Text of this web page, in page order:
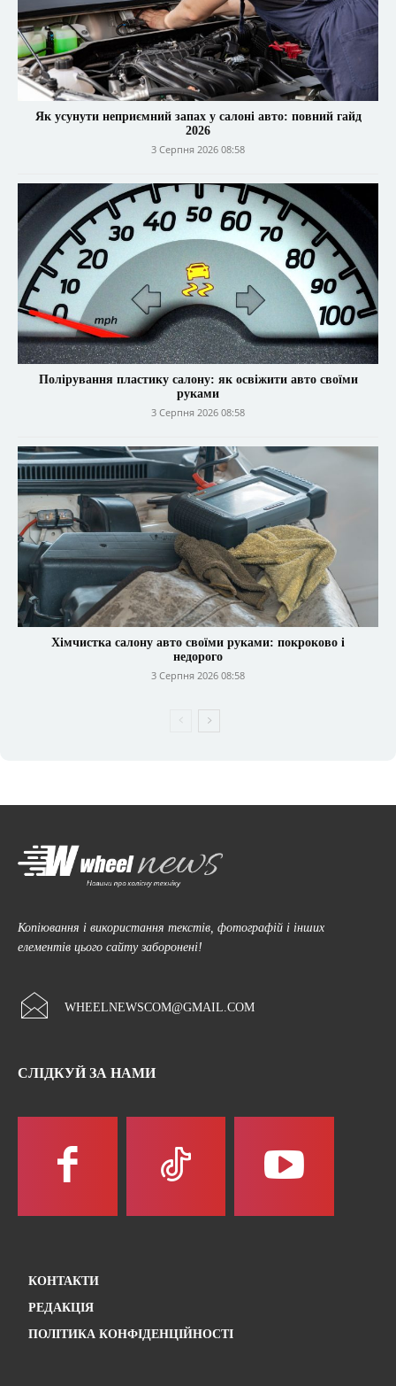
Як усунути неприємний запах у салоні авто: повний гайд
2026
3 Серпня 2026 08:58
Полірування пластику салону: як освіжити авто своїми
руками
3 Серпня 2026 08:58
Хімчистка салону авто своїми руками: покроково і
недорого
3 Серпня 2026 08:58
Копіювання і використання текстів, фотографій і інших
елементів цього сайту заборонені!
WHEELNEWSCOM@GMAIL.COM
СЛІДКУЙ ЗА НАМИ
КОНТАКТИ
РЕДАКЦІЯ
ПОЛІТИКА КОНФІДЕНЦІЙНОСТІ